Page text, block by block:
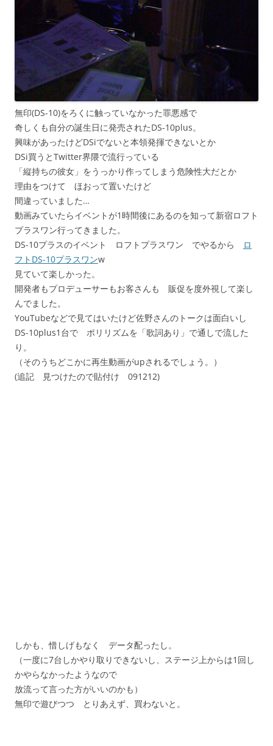
無印(DS-10)をろくに触っていなかった罪悪感で
奇しくも自分の誕生日に発売されたDS-10plus。
興味があったけどDSiでないと本領発揮できないとか
DSi買うとTwitter界隈で流行っている
「縦持ちの彼女」をうっかり作ってしまう危険性大だとか
理由をつけて ほおって置いたけど
間違っていました…
動画みていたらイベントが1時間後にあるのを知って新宿ロフト
プラスワン行ってきました。
DS-10プラスのイベント ロフトプラスワン でやるから
ロ
フトDS-10プラスワンw
見ていて楽しかった。
開発者もプロデューサーもお客さんも 販促を度外視して楽し
んでました。
YouTubeなどで見てはいたけど佐野さんのトークは面白いし
DS-10plus1台で ポリリズムを「歌詞あり」で通しで流した
り。
（そのうちどこかに再生動画がupされるでしょう。）
(追記 見つけたので貼付け 091212)
しかも、惜しげもなく データ配ったし。
（一度に7台しかやり取りできないし、ステージ上からは1回し
かやらなかったようなので
放流って言った方がいいのかも）
無印で遊びつつ とりあえず、買わないと。